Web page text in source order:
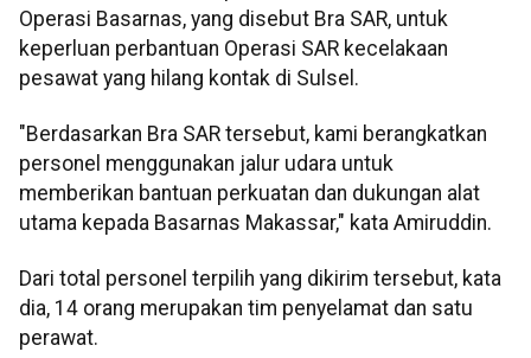
Operasi Basarnas, yang disebut Bra SAR, untuk
keperluan perbantuan Operasi SAR kecelakaan
pesawat yang hilang kontak di Sulsel.
"Berdasarkan Bra SAR tersebut, kami berangkatkan
personel menggunakan jalur udara untuk
memberikan bantuan perkuatan dan dukungan alat
utama kepada Basarnas Makassar," kata Amiruddin.
Dari total personel terpilih yang dikirim tersebut, kata
dia, 14 orang merupakan tim penyelamat dan satu
perawat.